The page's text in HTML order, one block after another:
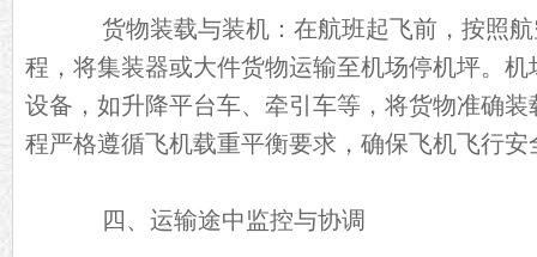
货物装载与装机：在航班起飞前，按照航
程，将集装器或大件货物运输至机场停机坪。
设备，如升降平台车、牵引车等，将货物准确
程严格遵循飞机载重平衡要求，确保飞机飞行安
四、运输途中监控与协调